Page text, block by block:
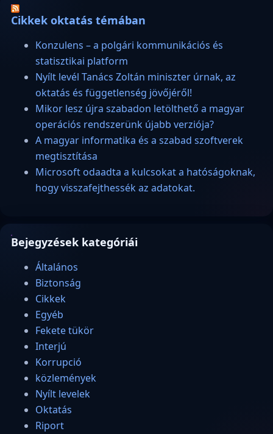
Cikkek oktatás témában
Konzulens – a polgári kommunikációs és
statisztikai platform
Nyílt levél Tanács Zoltán miniszter úrnak, az
oktatás és függetlenség jövőjéről!
Mikor lesz újra szabadon letölthető a magyar
operációs rendszerünk újabb verziója?
A magyar informatika és a szabad szoftverek
megtisztítása
Microsoft odaadta a kulcsokat a hatóságoknak,
hogy visszafejthessék az adatokat.
Bejegyzések kategóriái
Általános
Biztonság
Cikkek
Egyéb
Fekete tükör
Interjú
Korrupció
közlemények
Nyílt levelek
Oktatás
Riport